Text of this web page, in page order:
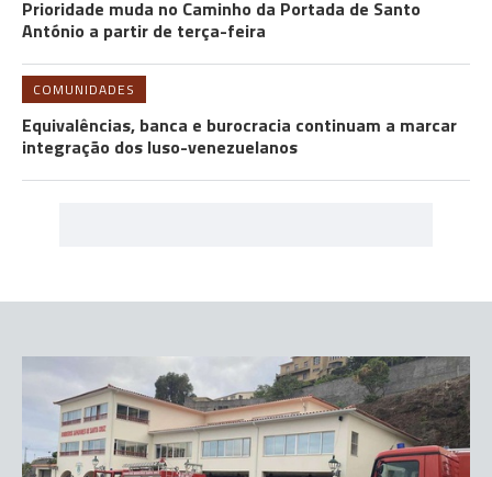
Prioridade muda no Caminho da Portada de Santo
António a partir de terça-feira
COMUNIDADES
Equivalências, banca e burocracia continuam a marcar
integração dos luso-venezuelanos